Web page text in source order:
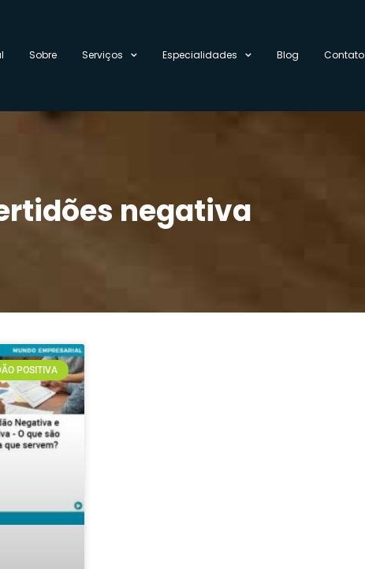
Sobre Serviços Especialidades Blog Contato
negativa
POSITIVA